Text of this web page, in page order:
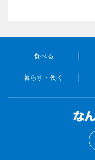
食べる
暮らす・働く